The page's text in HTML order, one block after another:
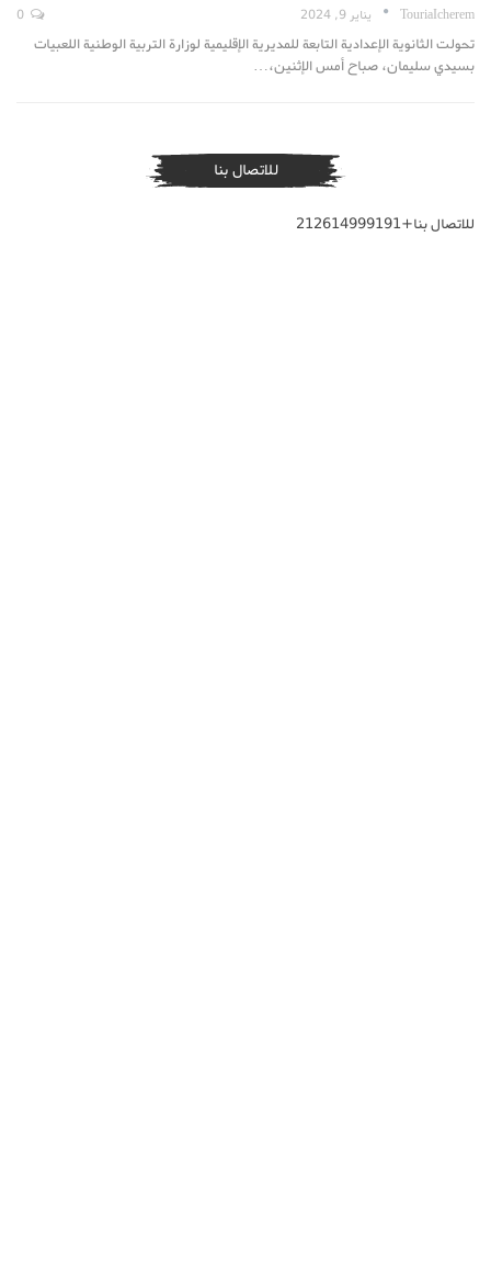
TouriaIcherem يناير 9, 2024
تحولت الثانوية الإعدادية التابعة للمديرية الإقليمية لوزارة التربية الوطنية اللعبيات
بسيدي سليمان، صباح أمس الإثنين،…
للاتصال بنا
للاتصال بنا+212614999191